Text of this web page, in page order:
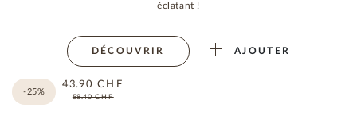
éclatant !
DÉCOUVRIR AJOUTER
-25%
43.90 CHF
58.40CHF